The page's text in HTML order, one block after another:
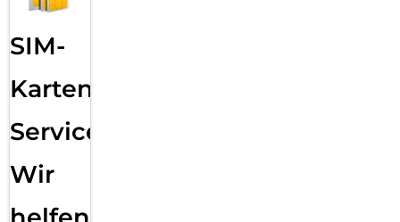
SIM-
Karten
Service:
Wir